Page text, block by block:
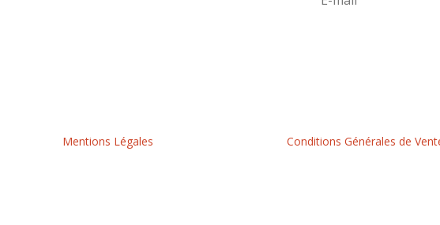
Mentions Légales Conditions Générales de